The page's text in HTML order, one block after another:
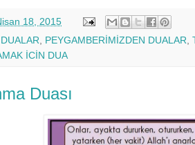
18, 2015
DUALAR PEYGAMBERİMİZDEN DUALAR
İCİN DUA
Duası